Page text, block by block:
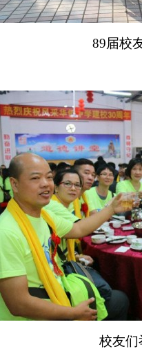
89届校
校友们